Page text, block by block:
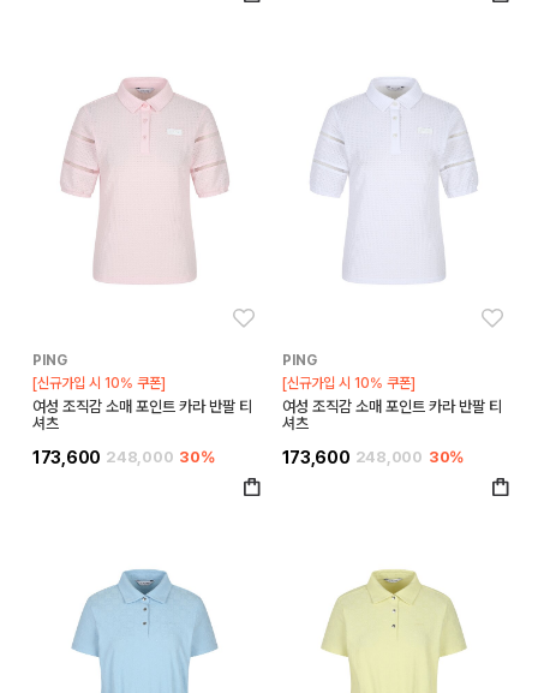
PING
[신규가입 시 10% 쿠폰]
여성 조직감 소매 포인트 카라 반팔 티
셔츠
173,600 248,000 30%
PING
[신규가입 시 10% 쿠폰]
여성 조직감 소매 포인트 카라 반팔 티
셔츠
173,600 248,000 30%